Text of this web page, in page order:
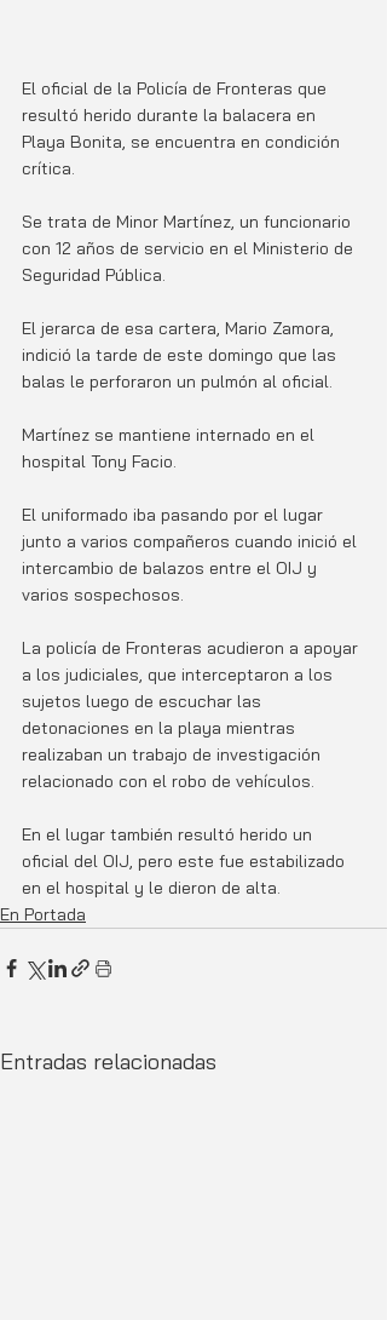
El oficial de la Policía de Fronteras que
resultó herido durante la balacera en
Playa Bonita, se encuentra en condición
crítica.
Se trata de Minor Martínez, un funcionario
con 12 años de servicio en el Ministerio de
Seguridad Pública.
El jerarca de esa cartera, Mario Zamora,
indició la tarde de este domingo que las
balas le perforaron un pulmón al oficial.
Martínez se mantiene internado en el
hospital Tony Facio.
El uniformado iba pasando por el lugar
junto a varios compañeros cuando inició el
intercambio de balazos entre el OIJ y
varios sospechosos.
La policía de Fronteras acudieron a apoyar
a los judiciales, que interceptaron a los
sujetos luego de escuchar las
detonaciones en la playa mientras
realizaban un trabajo de investigación
relacionado con el robo de vehículos.
En el lugar también resultó herido un
oficial del OIJ, pero este fue estabilizado
en el hospital y le dieron de alta.
En Portada
Entradas relacionadas